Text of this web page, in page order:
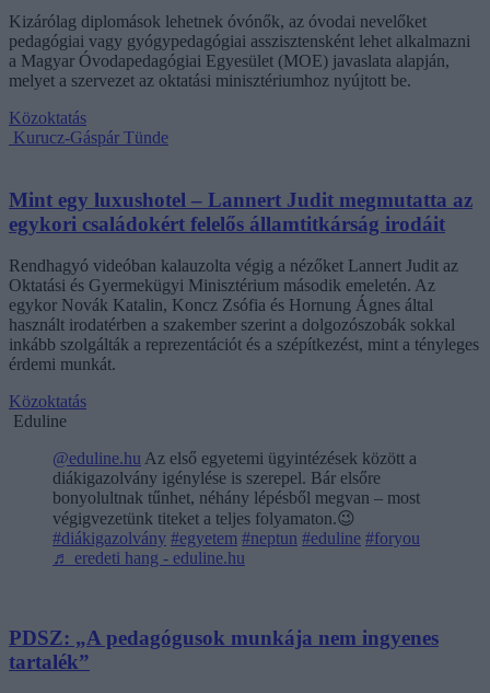
Kizárólag diplomások lehetnek óvónők, az óvodai nevelőket
pedagógiai vagy gyógypedagógiai asszisztensként lehet alkalmazni
a Magyar Óvodapedagógiai Egyesület (MOE) javaslata alapján,
melyet a szervezet az oktatási minisztériumhoz nyújtott be.
Közoktatás
Kurucz-Gáspár Tünde
Mint egy luxushotel – Lannert Judit megmutatta az
egykori családokért felelős államtitkárság irodáit
Rendhagyó videóban kalauzolta végig a nézőket Lannert Judit az
Oktatási és Gyermekügyi Minisztérium második emeletén. Az
egykor Novák Katalin, Koncz Zsófia és Hornung Ágnes által
használt irodatérben a szakember szerint a dolgozószobák sokkal
inkább szolgálták a reprezentációt és a szépítkezést, mint a tényleges
érdemi munkát.
Közoktatás
Eduline
@eduline.hu Az első egyetemi ügyintézések között a
diákigazolvány igénylése is szerepel. Bár elsőre
bonyolultnak tűnhet, néhány lépésből megvan – most
végigvezetünk titeket a teljes folyamaton.😉
#diákigazolvány #egyetem #neptun #eduline #foryou
♬ eredeti hang - eduline.hu
PDSZ: „A pedagógusok munkája nem ingyenes
tartalék”